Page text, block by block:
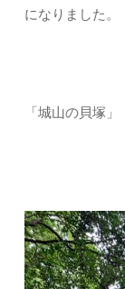
になりました。
「城山の貝塚」